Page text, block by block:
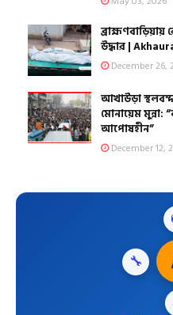
উদ্ধার |
December 26,
আখাউড়া
মোনায়েম মুন্না:
আপোষহীন”
December 12,
🧹
🔧